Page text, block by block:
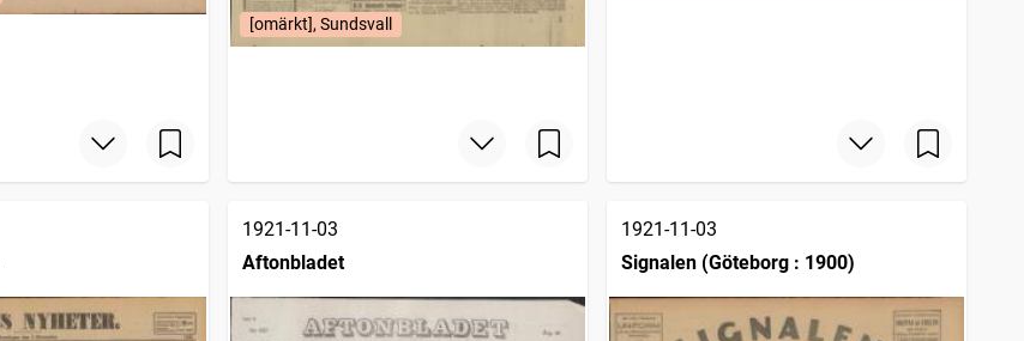
[omärkt], Sundsvall
1921-11-03
Aftonbladet
1921-11-03
Signalen (Göteborg : 1900)